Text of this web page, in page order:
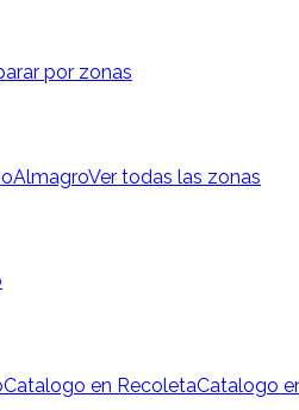
por zonas
AlmagroVer todas las zonas
Catalogo en RecoletaCatalogo